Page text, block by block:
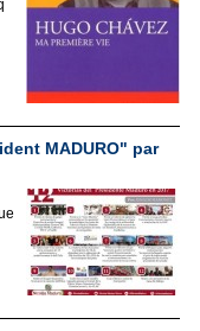
MADURO" par